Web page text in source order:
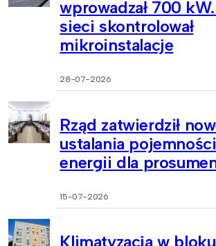
wprowadzał 700
sieci skontrolował
mikroinstalacje
28-07-2026
Rząd zatwierdził
ustalania
energii dla
15-07-2026
Klimatyzacja w